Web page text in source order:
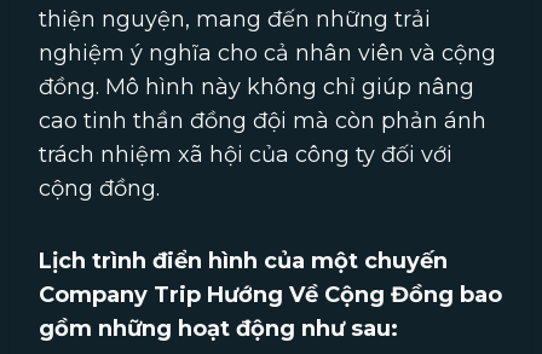
thiện nguyện, mang đến những trải
nghiệm ý nghĩa cho cả nhân viên và cộng
đồng. Mô hình này không chỉ giúp nâng
cao tinh thần đồng đội mà còn phản ánh
trách nhiệm xã hội của công ty đối với
cộng đồng.
Lịch trình điển hình của một chuyến
Company Trip Hướng Về Cộng Đồng bao
gồm những hoạt động như sau: